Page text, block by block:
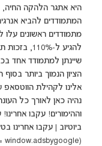
המתמודדים להביא
מתמודדים ראשונים
שיינתן למתמודד אחד
הציון הנמוך ביותר
אלינו לקהילת הווטסאפ
נהיה כאן לאורך כל
וההימורים! עקבו
ביוטיוב | עקבו אחרינו